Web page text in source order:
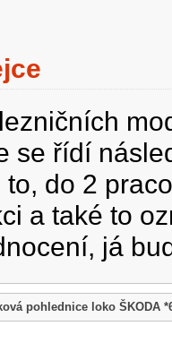
se řídí
do 2
a také to
já
pohlednice loko ŠKODA